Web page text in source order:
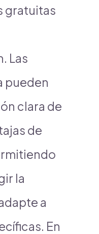
gratuitas
Las
pueden
clara de
de
la
a
En